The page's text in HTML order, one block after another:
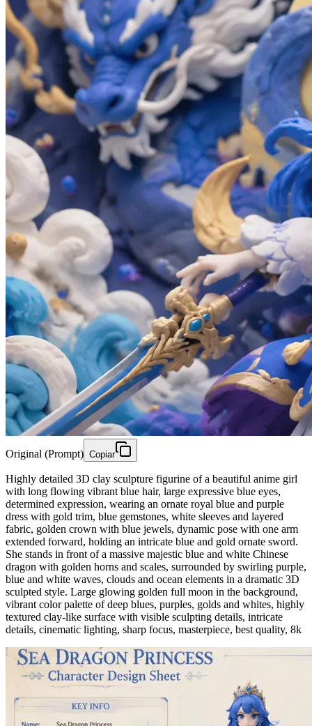
Original (Prompt) Copiar
Highly detailed 3D clay sculpture figurine of a beautiful anime girl
with long flowing vibrant blue hair, large expressive blue eyes,
determined expression, wearing an ornate royal blue and purple
dress with gold trim, blue gemstones, white sleeves and layered
fabric, golden crown with blue jewels, dynamic pose with one arm
extended forward, holding an intricate blue and gold ornate sword.
She stands in front of a massive majestic blue and white Chinese
dragon with golden horns and scales, surrounded by swirling purple,
blue and white waves, clouds and ocean elements in a dramatic 3D
sculpted style. Large glowing golden full moon in the background,
vibrant color palette of deep blues, purples, golds and whites, highly
textured clay-like surface with visible sculpting details, intricate
details, cinematic lighting, sharp focus, masterpiece, best quality, 8k